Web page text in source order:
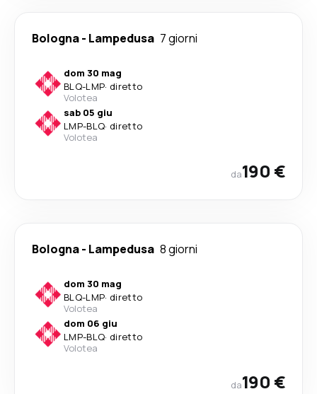
Bologna- Lampedusa 7 giorni
dom 30 mag
BLQ-LMP· diretto
Volotea
sab 05 giu
LMP-BLQ· diretto
Volotea
da190 €
Bologna- Lampedusa 8 giorni
dom 30 mag
BLQ-LMP· diretto
Volotea
dom 06 giu
LMP-BLQ· diretto
Volotea
da190 €